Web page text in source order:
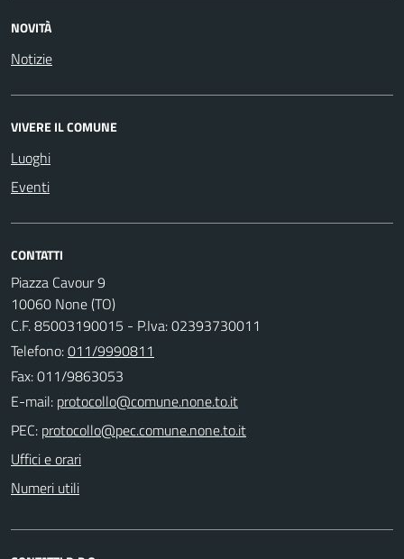
NOVITÀ
Notizie
VIVERE IL COMUNE
Luoghi
Eventi
CONTATTI
Piazza Cavour 9
10060 None (TO)
C.F. 85003190015 - P.Iva: 02393730011
Telefono:011/9990811
Fax: 011/9863053
E-mail:
PEC:
Uffici e orari
Numeri utili